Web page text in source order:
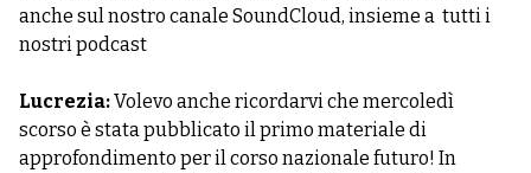
anche sul nostro canale SoundCloud, insieme a tutti i
nostri podcast
Lucrezia:Volevo anche ricordarvi che mercoledì
scorso è stata pubblicato il primo materiale di
approfondimento per il corso nazionale futuro! In